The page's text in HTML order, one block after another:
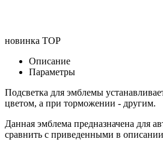
новинка TOP
Описание
Параметры
Подсветка для эмблемы
цветом, а при торможении - другим.
Данная эмблема предназначена для
сравнить с приведенными в